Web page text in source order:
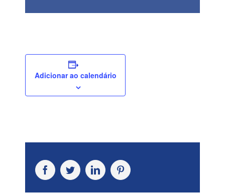
Adicionar ao calendário
FacebookTwitterLinkedInPinterest